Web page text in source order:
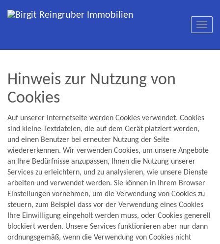
Hinweis zur Nutzung von
Cookies
Auf unserer Internetseite werden Cookies verwendet. Cookies
sind kleine Textdateien, die auf dem Gerät platziert werden,
und einen Benutzer bei erneuter Nutzung der Seite
wiedererkennen. Wir verwenden Cookies, um unsere Angebote
an Ihre Bedürfnisse anzupassen, Ihnen die Nutzung unserer
Services zu erleichtern, und zu analysieren, wie unsere Dienste
arbeiten und verwendet werden. Sie können in Ihrem Browser
Einstellungen vornehmen, um die Verwendung von Cookies zu
steuern, zum Beispiel dass vor der Verwendung eines Cookies
Ihre Einwilligung eingeholt werden muss, oder Cookies generell
blockiert werden. Unsere Services funktionieren aber nur dann
ordnungsgemäß, wenn die Verwendung von Cookies nicht